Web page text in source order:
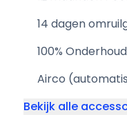
14 dagen
100%
Airco
Bekijk alle